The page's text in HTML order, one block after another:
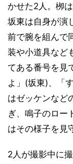
かせた2人。栁
坂東は自身が演
前で腕を組んで
装や小道具など
てある番号を見
よ」(坂東)、「
はゼッケンなど
ぎ、鳴子のロー
はその様子を見
2人が撮影中に